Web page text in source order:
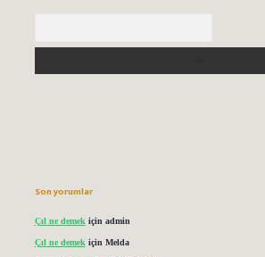
Son yorumlar
Çıl ne demek için admin
Çıl ne demek için Melda